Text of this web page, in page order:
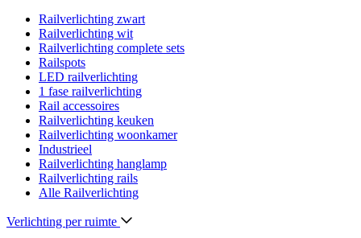
Railverlichting zwart
Railverlichting wit
Railverlichting complete sets
Railspots
LED railverlichting
1 fase railverlichting
Rail accessoires
Railverlichting keuken
Railverlichting woonkamer
Industrieel
Railverlichting hanglamp
Railverlichting rails
Alle Railverlichting
Verlichting per ruimte